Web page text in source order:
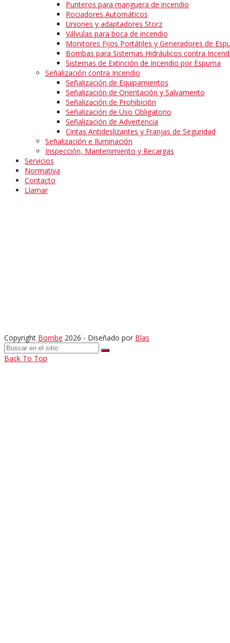
Punteros para manguera de incendio
Rociadores Automáticos
Uniones y adaptadores Storz
Válvulas para boca de incendio
Monitores Fijos Portátiles y Generadores de
Bombas para Sistemas Hidráulicos contra
Sistemas de Extinción de Incendio por Espuma
Señalización contra Incendio
Señalización de Equipamientos
Señalización de Orientación y Salvamento
Señalización de Prohibición
Señalización de Uso Obligatorio
Señalización de Advertencia
Cintas Antideslizantes y Franjas de Seguridad
Señalización e Iluminación
Inspección, Mantenimiento y Recargas
Servicios
Normativa
Contacto
Llamar
Copyright Bombe 2026 - Diseñado por Blas
Back To Top